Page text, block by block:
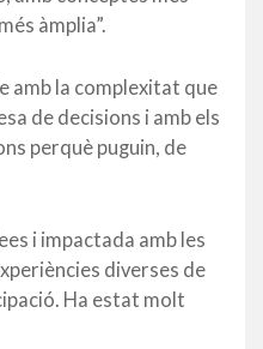
àmplia”.
amb la complexitat que
de decisions i amb els
perquè puguin, de
i impactada amb les
diverses de
Ha estat molt